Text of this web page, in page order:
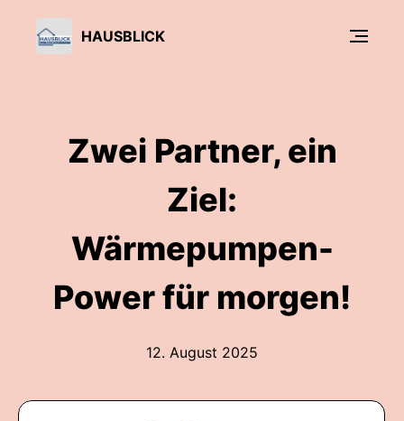
HAUSBLICK
Zwei Partner, ein
Ziel:
Wärmepumpen-
Power für morgen!
12. August 2025